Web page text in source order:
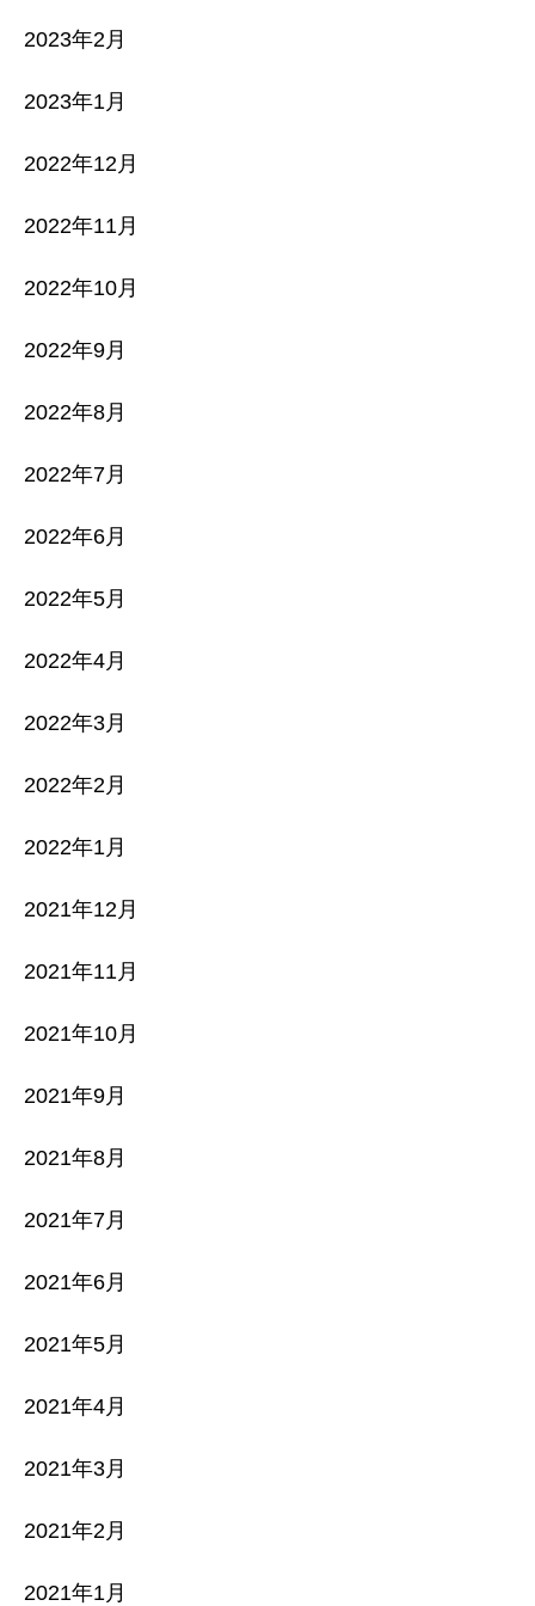
2023年2月
2023年1月
2022年12月
2022年11月
2022年10月
2022年9月
2022年8月
2022年7月
2022年6月
2022年5月
2022年4月
2022年3月
2022年2月
2022年1月
2021年12月
2021年11月
2021年10月
2021年9月
2021年8月
2021年7月
2021年6月
2021年5月
2021年4月
2021年3月
2021年2月
2021年1月